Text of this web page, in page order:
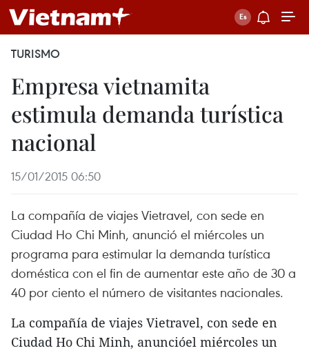
TURISMO
Empresa vietnamita
estimula demanda turística
nacional
15/01/2015 06:50
La compañía de viajes Vietravel, con sede en
Ciudad Ho Chi Minh, anunció el miércoles un
programa para estimular la demanda turística
doméstica con el fin de aumentar este año de 30 a
40 por ciento el número de visitantes nacionales.
La compañía de viajes Vietravel, con sede en
Ciudad Ho Chi Minh, anuncióel miércoles un